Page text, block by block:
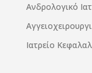
Ανδρολογικό
Ιατρείο